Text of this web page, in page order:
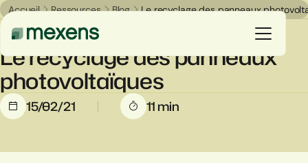
Vous êtes
Accueil Ressources Blog
Le recyclage des panneaux
Blog
Le recyclage des panneaux
photovoltaïques
15/02/21 11 min